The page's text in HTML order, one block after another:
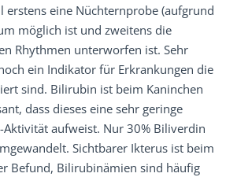
erstens eine Nüchternprobe (aufgrund
möglich ist und zweitens die
Rhythmen unterworfen ist. Sehr
ein Indikator für Erkrankungen die
sind. Bilirubin ist beim Kaninchen
dass dieses eine sehr geringe
Aktivität aufweist. Nur 30% Biliverdin
Sichtbarer Ikterus ist beim
Befund, Bilirubinämien sind häufig